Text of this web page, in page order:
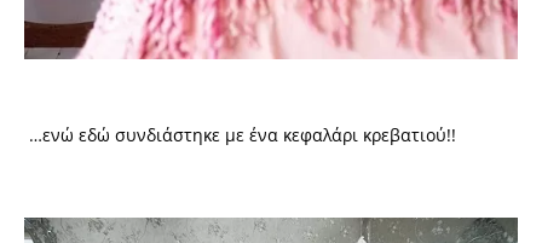
…ενώ εδώ συνδιάστηκε με ένα κεφαλάρι κρεβατιού!!